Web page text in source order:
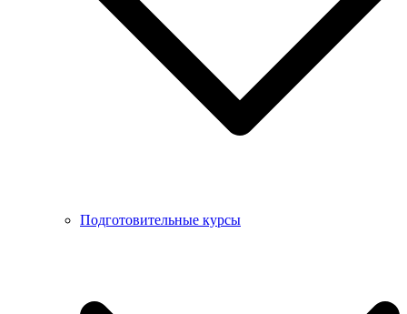
Подготовительные курсы